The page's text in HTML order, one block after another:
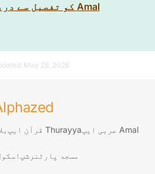
Amal کو تفصیل سے دریافت کریں۔
May 28, 2026
Amal عربی ایپ Thurayya قرآن ایپ
مسجد پارٹنرشپ